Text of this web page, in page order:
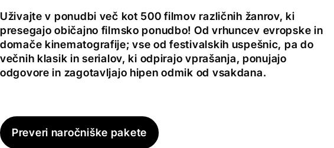
Uživajte v ponudbi več kot 500 filmov različnih žanrov, ki
presegajo običajno filmsko ponudbo! Od vrhuncev evropske in
domače kinematografije; vse od festivalskih uspešnic, pa do
večnih klasik in serialov, ki odpirajo vprašanja, ponujajo
odgovore in zagotavljajo hipen odmik od vsakdana.
Preveri naročniške pakete